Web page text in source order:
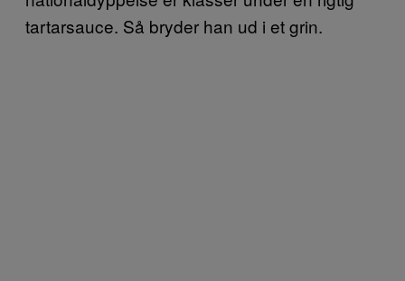
tartarsauce. Så bryder han ud i et grin.